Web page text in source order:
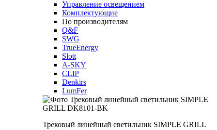
Управление освещением
Комплектующие
По производителям
Q&F
SWG
TrueEnergy
Slott
A-SKY
CLIP
Denkirs
LumFer
Трековый линейный светильник SIMPLE GRILL